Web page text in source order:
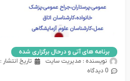
برنامه های آتی و درحال برگزاری شده
نویسنده : مدیریت سایت تاریخ انتشار :
0 دیدگاه